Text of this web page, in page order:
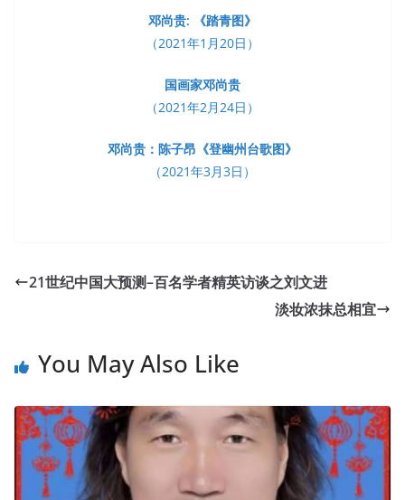
邓尚贵: 《踏青图》
（2021年1月20日）
国画家邓尚贵
（2021年2月24日）
邓尚贵：陈子昂《登幽州台歌图》
（2021年3月3日）
21世纪中国大预测–百名学者精英访谈之刘文进
淡妆浓抹总相宜
You May Also Like